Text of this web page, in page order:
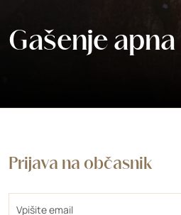
Gašenje apna
Prijava na občasnik